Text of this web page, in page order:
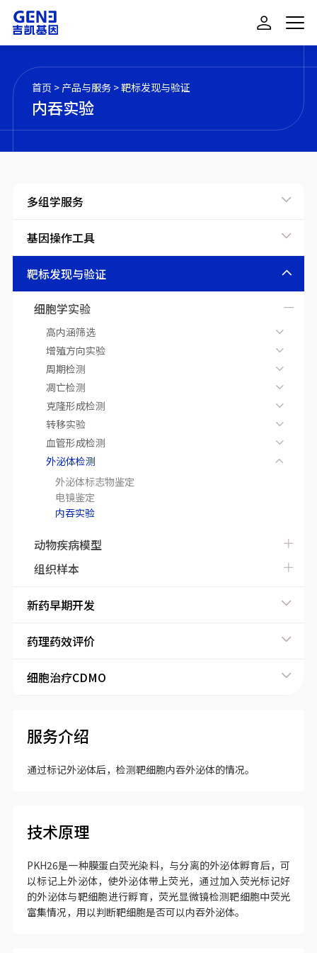
首页 > 产品与服务 >靶标发现与验证
内吞实验
多组学服务
基因操作工具
靶标发现与验证
细胞学实验
高内涵筛选
增殖方向实验
周期检测
凋亡检测
克隆形成检测
转移实验
血管形成检测
外泌体检测
外泌体标志物鉴定
电镜鉴定
内吞实验
动物疾病模型
组织样本
新药早期开发
药理药效评价
细胞治疗CDMO
服务介绍
通过标记外泌体后，检测靶细胞内吞外泌体的情况。
技术原理
PKH26是一种膜蛋白荧光染料，与分离的外泌体孵育后，可
以标记上外泌体，使外泌体带上荧光，通过加入荧光标记好
的外泌体与靶细胞进行孵育，荧光显微镜检测靶细胞中荧光
富集情况，用以判断靶细胞是否可以内吞外泌体。